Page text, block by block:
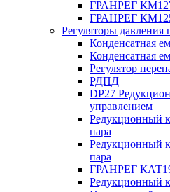
ГРАНРЕГ
ГРАНРЕГ
Регуляторы давления
Конденсатная
Конденсатная
Регулятор
РДПД
DP27
управлением
Редукционный
пара
Редукционный
пара
ГРАНРЕГ
Редукционный